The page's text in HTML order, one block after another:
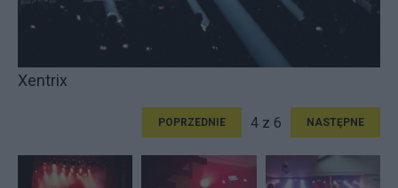
Xentrix
POPRZEDNIE 4 z 6 NASTĘPNE